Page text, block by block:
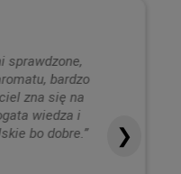
bardzo
zna się na
wiedza i
bo dobre.”
❯